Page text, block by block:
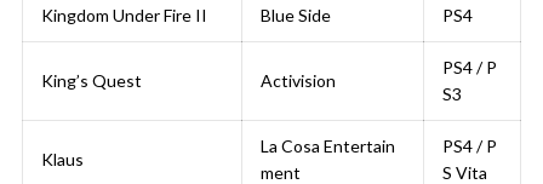
Kingdom Under Fire II Blue Side PS4
King’s Quest Activision
PS4 / P
S3
Klaus
La Cosa Entertain
ment
PS4 / P
S Vita